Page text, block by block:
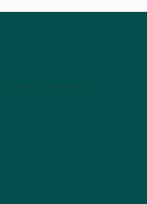
articoli informativi e approfondimenti scientifici e rimedi